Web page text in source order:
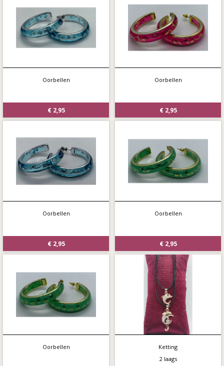
Oorbellen
€ 2,95
Oorbellen
€ 2,95
Oorbellen
€ 2,95
Oorbellen
€ 2,95
Oorbellen
Ketting
2 laags